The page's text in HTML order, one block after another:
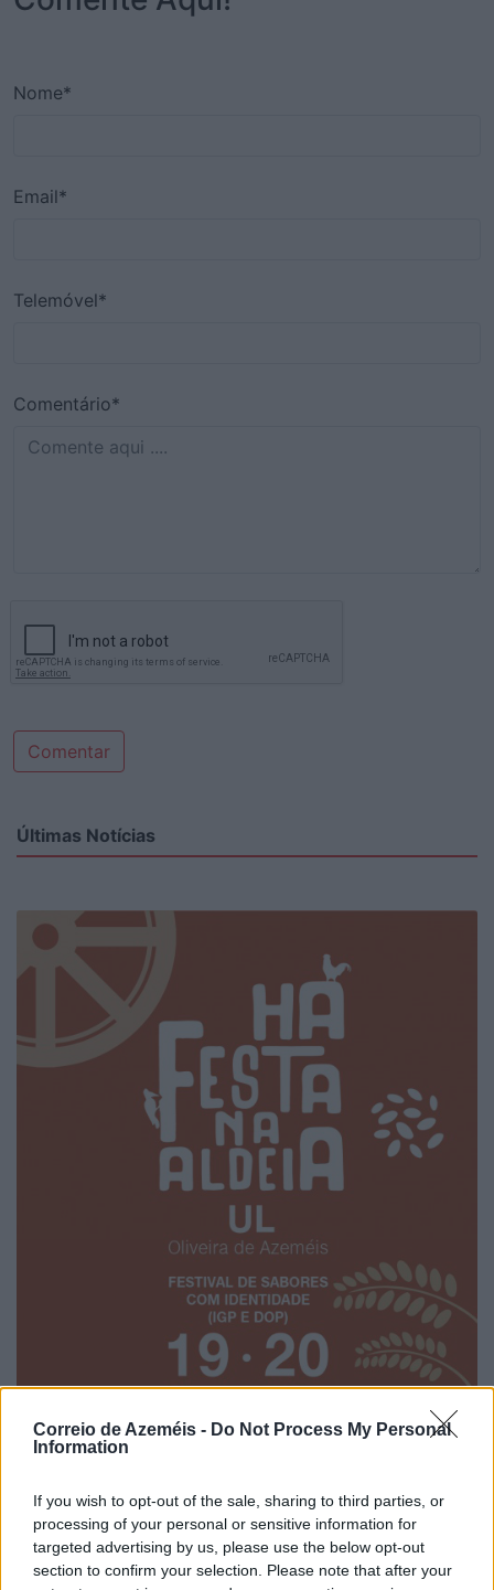
Correio de Azeméis - Do Not Process My Personal
Information
If you wish to opt-out of the sale, sharing to third parties, or
processing of your personal or sensitive information for
targeted advertising by us, please use the below opt-out
section to confirm your selection. Please note that after your
Nome*
Email*
Telemóvel*
Comentário*
Comentar
Últimas Notícias
Há Festa na Aldeia - Ul
6/08/2026